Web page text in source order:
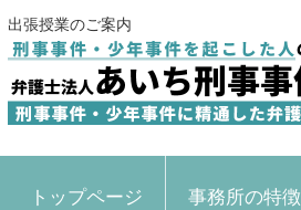
出張授業のご案内
トップページ 事務所の特徴